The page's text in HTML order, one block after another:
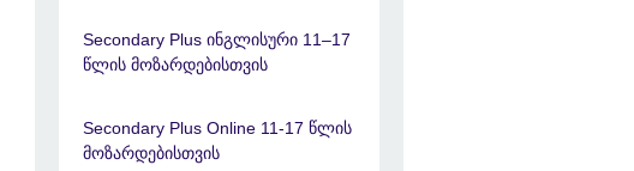
Secondary Plus ინგლისური 11–17
წლის მოზარდებისთვის
Secondary Plus Online 11-17 წლის
მოზარდებისთვის